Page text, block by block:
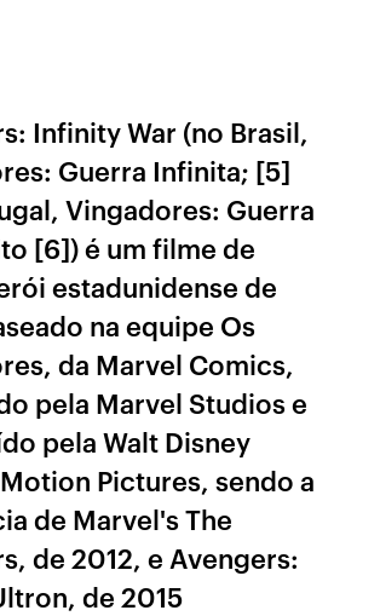
Infinity War (no Brasil,
Guerra Infinita; [5]
Vingadores: Guerra
[6]) é um filme de
estadunidense de
na equipe Os
da Marvel Comics,
pela Marvel Studios e
pela Walt Disney
Pictures, sendo a
de Marvel's The
de 2012, e Avengers:
de 2015